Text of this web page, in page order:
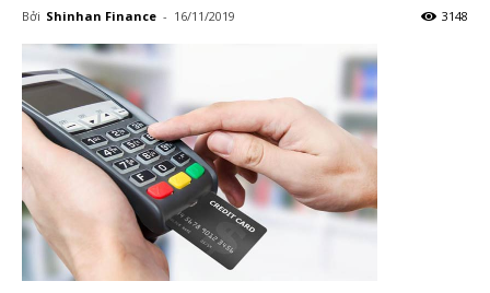
Bởi Shinhan Finance - 16/11/2019 3148